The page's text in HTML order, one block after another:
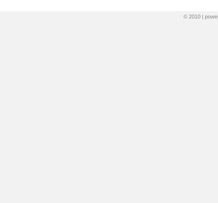
© 2010 |